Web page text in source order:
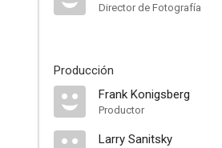
Director de Fotografía
Producción
Frank Konigsberg
Productor
Larry Sanitsky